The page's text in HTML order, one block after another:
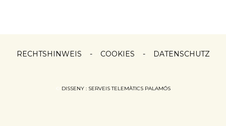
RECHTSHINWEIS - COOKIES - DATENSCHUTZ
DISSENY : SERVEIS TELEMÀTICS PALAMÓS